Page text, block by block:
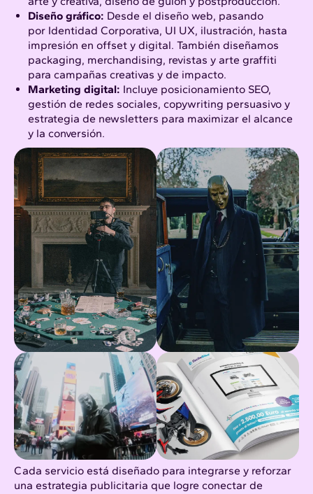
Diseño gráfico: Desde el diseño web, pasando
por Identidad Corporativa, UI UX, ilustración, hasta
impresión en offset y digital. También diseñamos
packaging, merchandising, revistas y arte graffiti
para campañas creativas y de impacto.
Marketing digital: Incluye posicionamiento SEO,
gestión de redes sociales, copywriting persuasivo y
estrategia de newsletters para maximizar el alcance
y la conversión.
Cada servicio está diseñado para integrarse y reforzar
una estrategia publicitaria que logre conectar de